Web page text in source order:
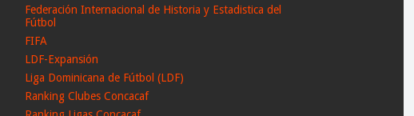
Federación Internacional de Historia y Estadistica del
Fútbol
FIFA
LDF-Expansión
Liga Dominicana de Fútbol (LDF)
Ranking Clubes Concacaf